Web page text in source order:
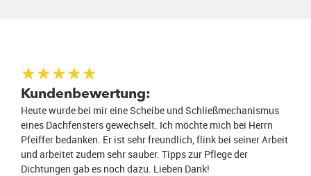
★★★★★
Kundenbewertung:
Heute wurde bei mir eine Scheibe und Schließmechanismus
eines Dachfensters gewechselt. Ich möchte mich bei Herrn
Pfeiffer bedanken. Er ist sehr freundlich, flink bei seiner Arbeit
und arbeitet zudem sehr sauber. Tipps zur Pflege der
Dichtungen gab es noch dazu. Lieben Dank!